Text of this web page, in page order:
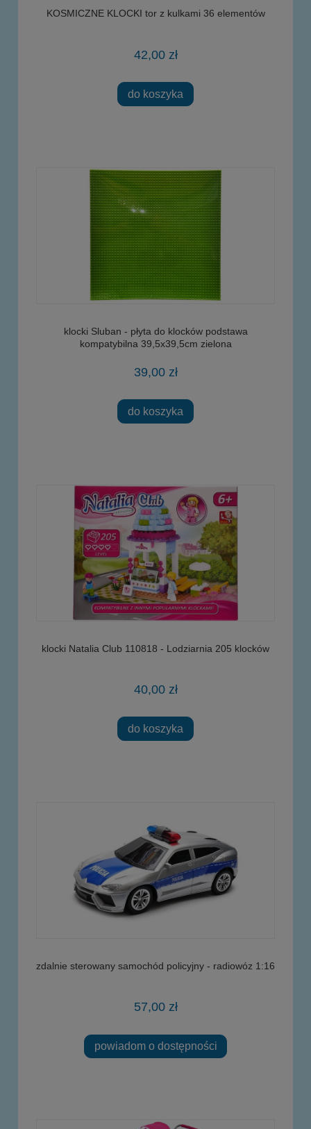
KOSMICZNE KLOCKI tor z kulkami 36 elementów
42,00 zł
do koszyka
klocki Sluban - płyta do klocków podstawa
kompatybilna 39,5x39,5cm zielona
39,00 zł
do koszyka
klocki Natalia Club 110818 - Lodziarnia 205 klocków
40,00 zł
do koszyka
zdalnie sterowany samochód policyjny - radiowóz 1:16
57,00 zł
powiadom o dostępności